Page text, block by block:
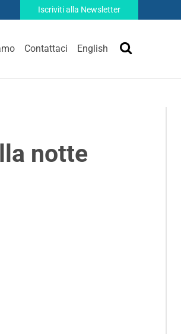
Iscriviti alla Newsletter
Contattaci English
notte